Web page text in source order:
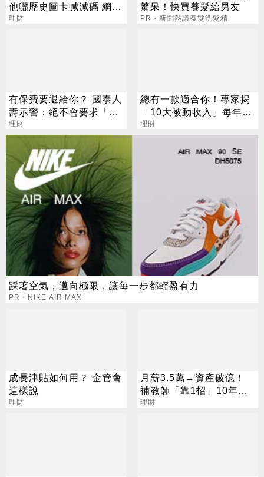
他曬歷史圖卡喊減碼 網看
法兩極
理財
驚呆！快買養髮給男友
PR・新聞熱議養髮洗髮精
有保費要退給你？ 國泰人
壽示警：絕不會要求「這
2事」
理財
總有一款適合你！專家揭
「10大被動收入」每年多
領248萬
理財
踩著空氣，邁向極限，讓每一步都輕盈有力
PR・NIKE AIR MAX
成長津貼如何用？ 金管會
這樣說
理財
月薪3.5萬→資產破億！
補教師「靠1招」10年翻
轉人生
理財